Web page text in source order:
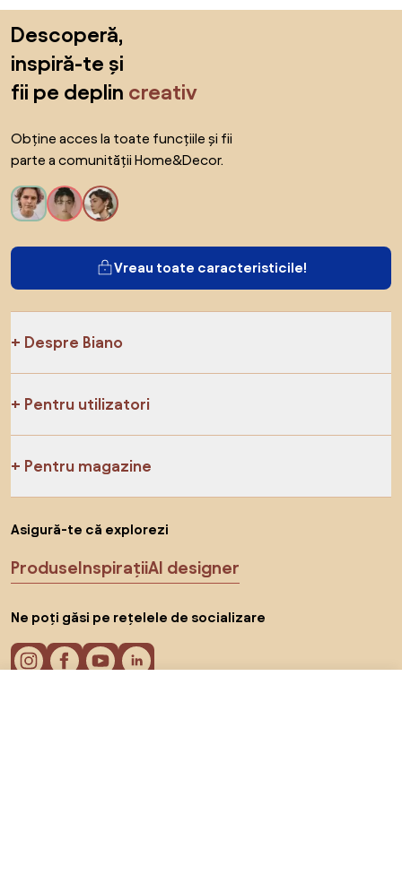
Descoperă,
inspiră-te și
fii pe deplin creativ
Obține acces la toate funcțiile și fii
parte a comunității Home&Decor.
Vreau toate caracteristicile!
Despre Biano
Pentru utilizatori
Pentru magazine
Asigură-te că explorezi
ProduseInspirațiiAI designer
Ne poți găsi pe rețelele de socializare